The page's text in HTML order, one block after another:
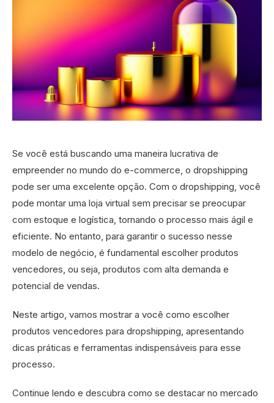
Se você está buscando uma maneira lucrativa de
empreender no mundo do e-commerce, o dropshipping
pode ser uma excelente opção. Com o dropshipping, você
pode montar uma loja virtual sem precisar se preocupar
com estoque e logística, tornando o processo mais ágil e
eficiente. No entanto, para garantir o sucesso nesse
modelo de negócio, é fundamental escolher produtos
vencedores, ou seja, produtos com alta demanda e
potencial de vendas.
Neste artigo, vamos mostrar a você como escolher
produtos vencedores para dropshipping, apresentando
dicas práticas e ferramentas indispensáveis para esse
processo.
Continue lendo e descubra como se destacar no mercado